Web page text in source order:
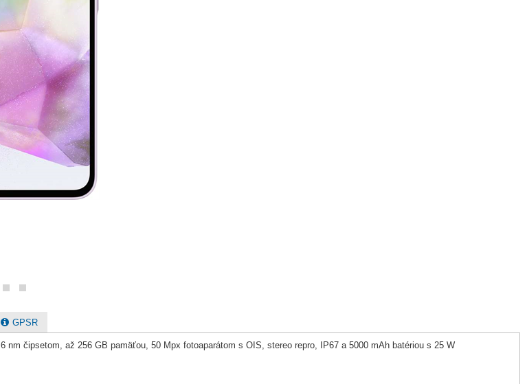
GPSR
nm čipsetom, až 256 GB pamäťou, 50 Mpx fotoaparátom s OIS, stereo repro, IP67 a 5000 mAh batériou s 25 W